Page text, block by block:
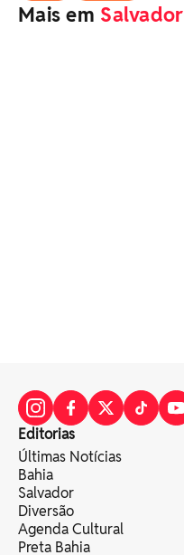
Mais em Salvador
Editorias
Últimas Notícias
Bahia
Salvador
Diversão
Agenda Cultural
Preta Bahia